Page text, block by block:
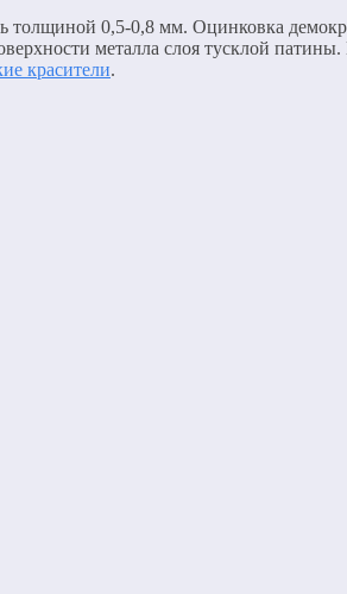
толщиной 0,5-0,8 мм. Оцинковка
металла слоя тусклой патины.
красители.